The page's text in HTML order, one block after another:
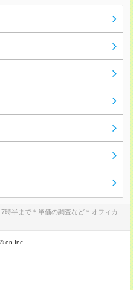
時半まで＊単価の調査など＊オフィカ
en Inc.